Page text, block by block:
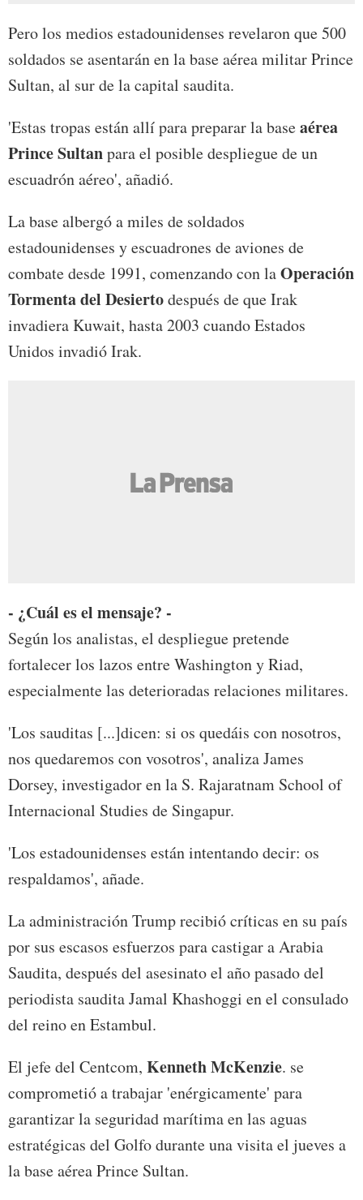
Pero los medios estadounidenses revelaron que 500
soldados se asentarán en la base aérea militar Prince
Sultan, al sur de la capital saudita.
'Estas tropas están allí para preparar la baseaérea
Prince Sultanpara el posible despliegue de un
escuadrón aéreo', añadió.
La base albergó a miles de soldados
estadounidenses y escuadrones de aviones de
combate desde 1991, comenzando con laOperación
Tormenta del Desiertodespués de que Irak
invadiera Kuwait, hasta 2003 cuando Estados
Unidos invadió Irak.
- ¿Cuál es el mensaje? -
Según los analistas, el despliegue pretende
fortalecer los lazos entre Washington y Riad,
especialmente las deterioradas relaciones militares.
'Los sauditas [...]dicen: si os quedáis con nosotros,
nos quedaremos con vosotros', analiza James
Dorsey, investigador en la S. Rajaratnam School of
Internacional Studies de Singapur.
'Los estadounidenses están intentando decir: os
respaldamos', añade.
La administración Trump recibió críticas en su país
por sus escasos esfuerzos para castigar a Arabia
Saudita, después del asesinato el año pasado del
periodista saudita Jamal Khashoggi en el consulado
del reino en Estambul.
El jefe del Centcom, Kenneth McKenzie. se
comprometió a trabajar 'enérgicamente' para
garantizar la seguridad marítima en las aguas
estratégicas del Golfo durante una visita el jueves a
la base aérea Prince Sultan.